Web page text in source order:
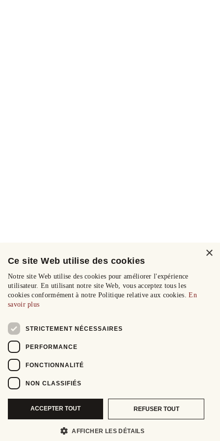
×
Ce site Web utilise des cookies
Notre site Web utilise des cookies pour améliorer l'expérience
utilisateur. En utilisant notre site Web, vous acceptez tous les
cookies conformément à notre Politique relative aux cookies.En
savoir plus
STRICTEMENT NÉCESSAIRES
PERFORMANCE
FONCTIONNALITÉ
NON CLASSIFIÉS
ACCEPTER TOUT REFUSER TOUT
AFFICHER LES DÉTAILS